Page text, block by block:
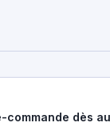
commande dès